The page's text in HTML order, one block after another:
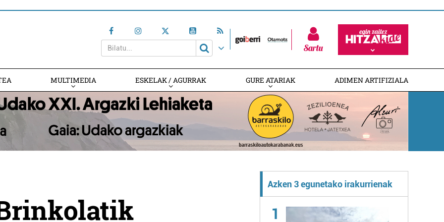
Sartu
MULTIMEDIA ESKELAK / AGURRAK GURE ATARIAK ADIMEN ARTIFIZIALA
Azken 3 egunetako irakurrienak
1